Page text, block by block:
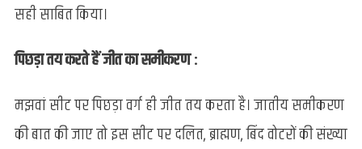
सही साबित किया।
पिछड़ा तय करते हैं जीत का समीकरण :
मझवां सीट पर पिछड़ा वर्ग ही जीत तय करता है। जातीय समीकरण
की बात की जाए तो इस सीट पर दलित, ब्राह्मण, बिंद वोटरों की संख्या